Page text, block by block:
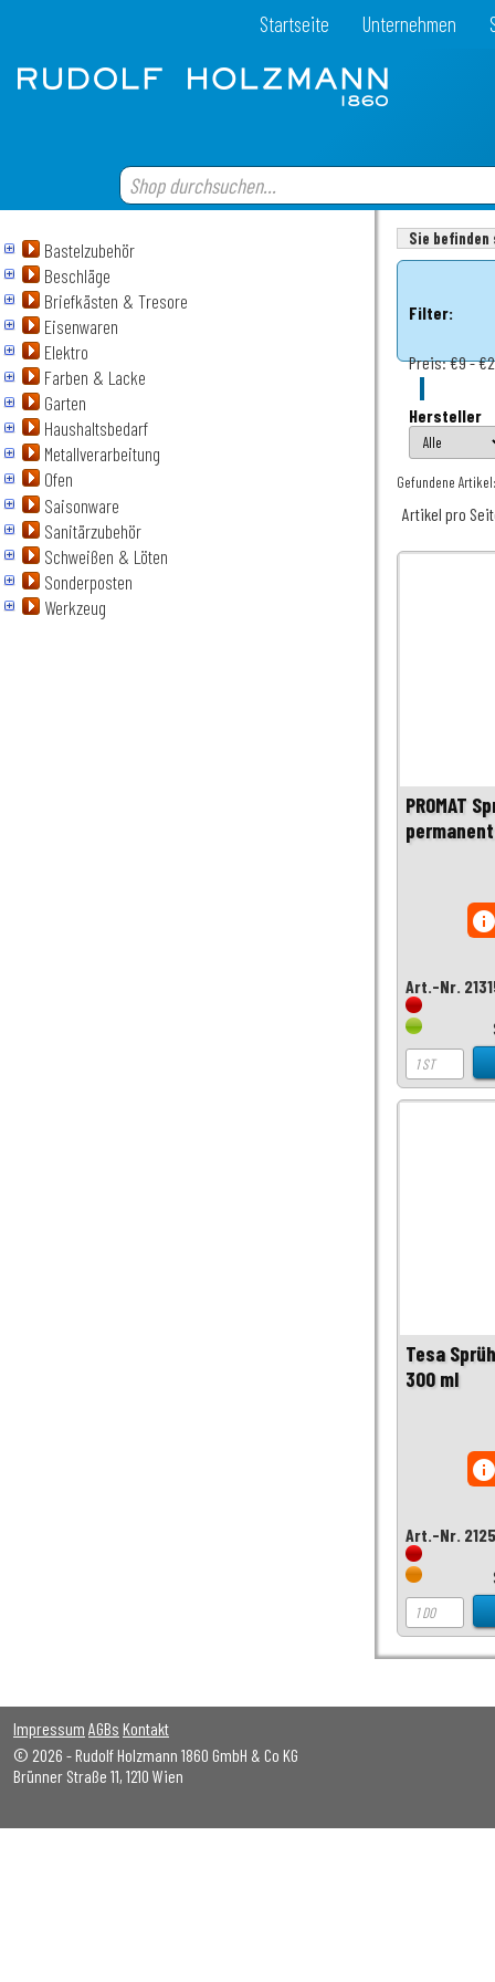
Startseite Unternehmen
Bastelzubehör
Beschläge
Briefkästen & Tresore
Eisenwaren
Elektro
Farben & Lacke
Garten
Haushaltsbedarf
Metallverarbeitung
Ofen
Saisonware
Sanitärzubehör
Schweißen & Löten
Sonderposten
Werkzeug
Sie
Filter:
Preis:€9 -
Hersteller
Gefundene
Artikel pro
PROMAT
Art.-Nr.
Tesa
300 ml
Art.-Nr.
Impressum AGBs Kontakt
© 2026 - Rudolf Holzmann 1860 GmbH & Co KG
Brünner Straße 11, 1210 Wien